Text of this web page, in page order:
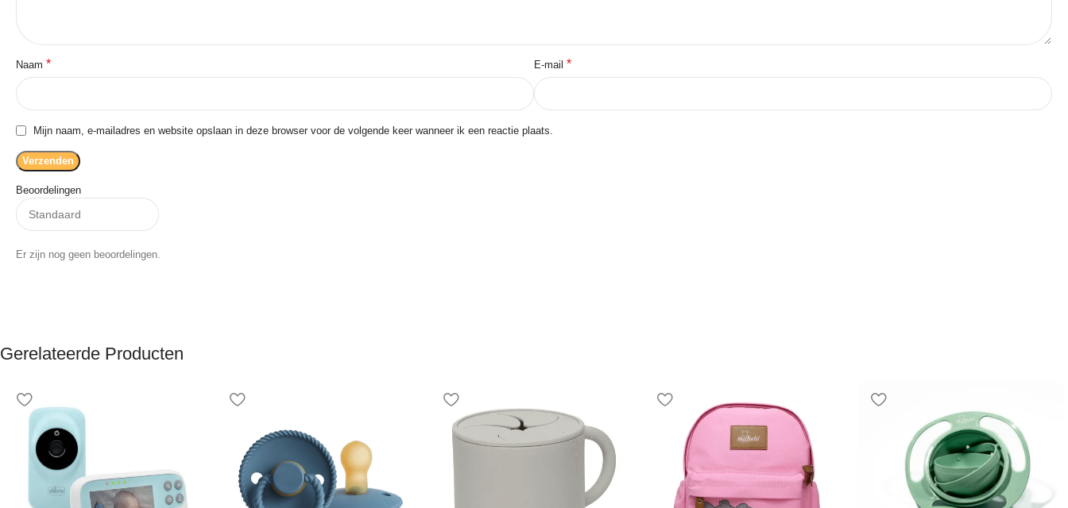
Beoordelingen
Er zijn nog geen beoordelingen.
Naam * E-mail *
Mijn naam, e-mailadres en website opslaan in deze browser voor de volgende keer wanneer ik een reactie plaats.
Gerelateerde Producten